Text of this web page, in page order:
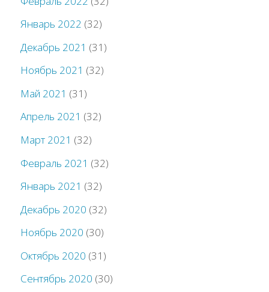
Январь 2022 (32)
Декабрь 2021 (31)
Ноябрь 2021 (32)
Май 2021 (31)
Апрель 2021 (32)
Март 2021 (32)
Февраль 2021 (32)
Январь 2021 (32)
Декабрь 2020 (32)
Ноябрь 2020 (30)
Октябрь 2020 (31)
Сентябрь 2020 (30)